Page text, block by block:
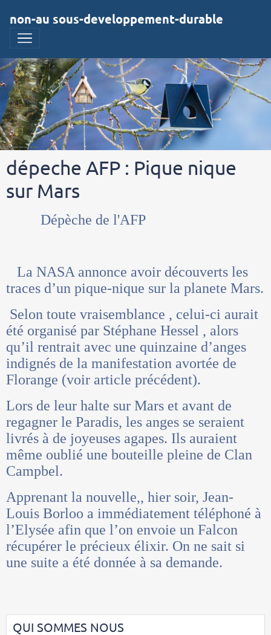
non-au sous-developpement-durable
dépeche AFP : Pique nique
sur Mars
Dépèche de l'AFP
La NASA annonce avoir découverts les
traces d’un pique-nique sur la planete Mars.
Selon toute vraisemblance , celui-ci aurait
été organisé par Stéphane Hessel , alors
qu’il rentrait avec une quinzaine d’anges
indignés de la manifestation avortée de
Florange (voir article précédent).
Lors de leur halte sur Mars et avant de
regagner le Paradis, les anges se seraient
livrés à de joyeuses agapes. Ils auraient
même oublié une bouteille pleine de Clan
Campbel.
Apprenant la nouvelle,, hier soir, Jean-
Louis Borloo a immédiatement téléphoné à
l’Elysée afin que l’on envoie un Falcon
récupérer le précieux élixir. On ne sait si
une suite a été donnée à sa demande.
QUI SOMMES NOUS